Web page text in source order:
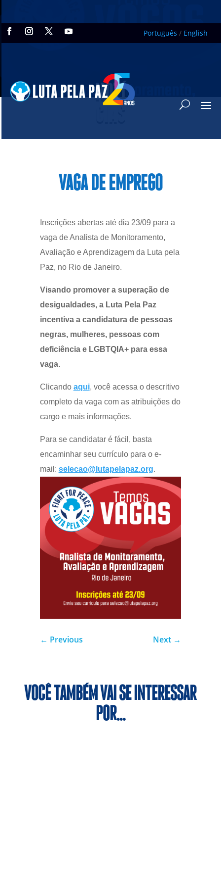
Português / English
NOTÍ
VAGA DE EMPREGO
Inscrições abertas até dia 23/09 para a
vaga de Analista de Monitoramento,
Avaliação e Aprendizagem da Luta pela
Paz, no Rio de Janeiro.
Visando promover a superação de
desigualdades, a Luta Pela Paz
incentiva a candidatura de pessoas
negras, mulheres, pessoas com
deficiência e LGBTQIA+ para essa
vaga.
Clicando aqui, você acessa o descritivo
completo da vaga com as atribuições do
cargo e mais informações.
Para se candidatar é fácil, basta
encaminhar seu currículo para o e-
mail: selecao@lutapelapaz.org.
← Previous Next →
VOCÊ TAMBÉM VAI SE INTERESSAR
POR…